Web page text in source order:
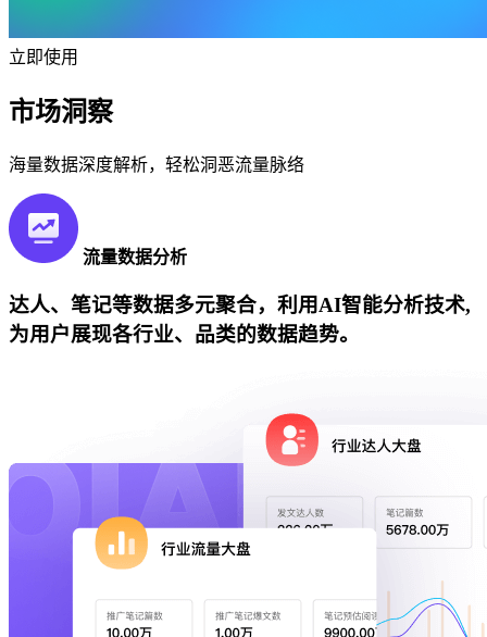
立即使用
市场洞察
海量数据深度解析，轻松洞恶流量脉络
流量数据分析
达人、笔记等数据多元聚合，利用AI智能分析技术,
为用户展现各行业、品类的数据趋势。